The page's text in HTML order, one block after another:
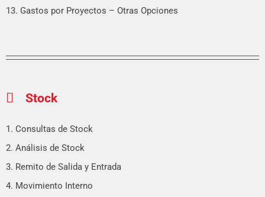
13. Gastos por Proyectos – Otras Opciones
Stock
1. Consultas de Stock
2. Análisis de Stock
3. Remito de Salida y Entrada
4. Movimiento Interno